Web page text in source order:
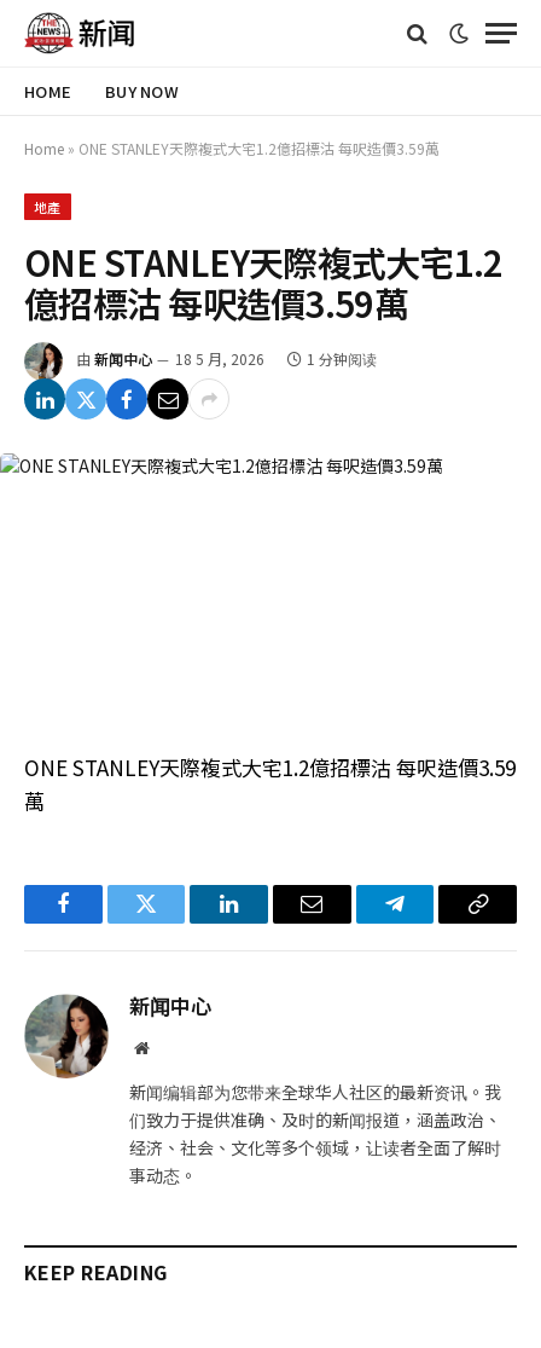
HOME BUY NOW
Home » ONE STANLEY天際複式大宅1.2億招標沽 每呎造價3.59萬
地產
ONE STANLEY天際複式大宅1.2
億招標沽 每呎造價3.59萬
由 新闻中心 18 5 月, 2026 1 分钟阅读
ONE STANLEY天際複式大宅1.2億招標沽 每呎造價3.59
萬
FacebookTwitter LinkedIn电
Telegram复
新闻中心
网
新闻编辑部为您带来全球华人社区的最新资讯。我
们致力于提供准确、及时的新闻报道，涵盖政治、
经济、社会、文化等多个领域，让读者全面了解时
事动态。
KEEP READING